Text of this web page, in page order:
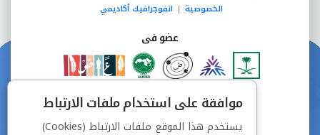
الخصوصية | انفوجرافيك أكاديمي
عضو فى
دفع آمن من خلال
موافقة على استخدام ملفات الارتباط
يستخدم هذا الموقع ملفات الارتباط (Cookies)